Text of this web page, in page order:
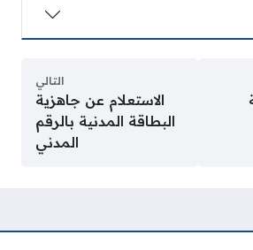
التالي
الاستعلام عن جاهزية
البطاقة المدنية بالرقم
المدني